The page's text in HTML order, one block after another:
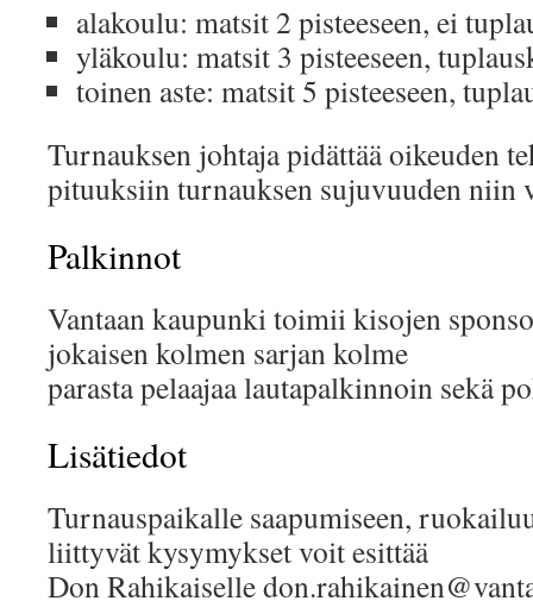
alakoulu: matsit 2 pisteeseen, ei
yläkoulu: matsit 3 pisteeseen,
toinen aste: matsit 5 pisteeseen,
Turnauksen johtaja pidättää oikeuden
pituuksiin turnauksen sujuvuuden niin
Palkinnot
Vantaan kaupunki toimii kisojen
jokaisen kolmen sarjan kolme
parasta pelaajaa lautapalkinnoin sekä
Lisätiedot
Turnauspaikalle saapumiseen,
liittyvät kysymykset voit esittää
Don Rahikaiselle